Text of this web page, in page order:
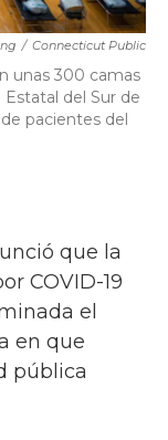
/ Connecticut Public
unas 300 camas
del Sur de
pacientes del
que la
COVID-19
el
en que
pública